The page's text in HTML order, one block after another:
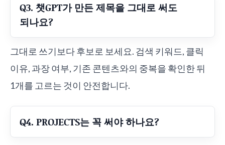
Q3. 챗GPT가 만든 제목을 그대로 써도
되나요?
그대로 쓰기보다 후보로 보세요. 검색 키워드, 클릭
이유, 과장 여부, 기존 콘텐츠와의 중복을 확인한 뒤
1개를 고르는 것이 안전합니다.
Q4. PROJECTS는 꼭 써야 하나요?